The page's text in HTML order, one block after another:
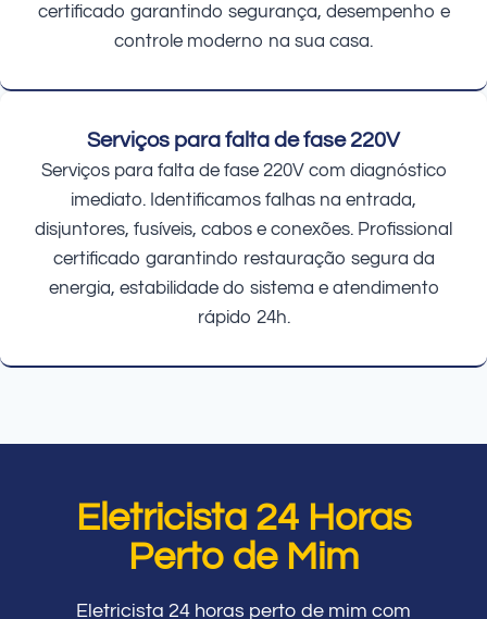
certificado garantindo segurança, desempenho e
controle moderno na sua casa.
Serviços para falta de fase 220V
Serviços para falta de fase 220V com diagnóstico
imediato. Identificamos falhas na entrada,
disjuntores, fusíveis, cabos e conexões. Profissional
certificado garantindo restauração segura da
energia, estabilidade do sistema e atendimento
rápido 24h.
Eletricista 24 Horas
Perto de Mim
Eletricista 24 horas perto de mim com